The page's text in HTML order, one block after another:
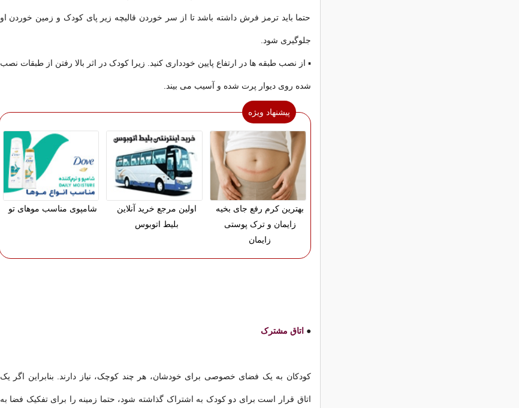
حتما باید ترمز فرش داشته باشد تا از سر خوردن قالیچه زیر پای کودک و زمین خوردن او
جلوگیری شود.
▪ از نصب طبقه ها در ارتفاع پایین خودداری کنید. زیرا کودک در اثر بالا رفتن از طبقات نصب
شده روی دیوار پرت شده و آسیب می بیند.
پیشنهاد ویژه
بهترین کرم رفع جای بخیه
زایمان و ترک پوستی
زایمان
اولین مرجع خرید آنلاین
بلیط اتوبوس
شامپوی مناسب موهای تو
● اتاق مشترک
کودکان به یک فضای خصوصی برای خودشان، هر چند کوچک، نیاز دارند. بنابراین اگر یک
اتاق قرار است برای دو کودک به اشتراک گذاشته شود، حتما زمینه را برای تفکیک فضا به